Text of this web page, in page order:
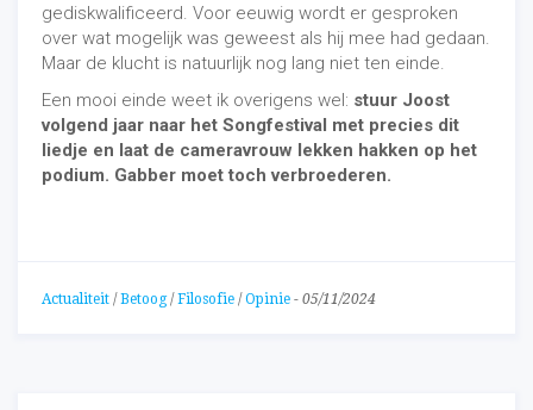
gediskwalificeerd. Voor eeuwig wordt er gesproken
over wat mogelijk was geweest als hij mee had gedaan.
Maar de klucht is natuurlijk nog lang niet ten einde.
Een mooi einde weet ik overigens wel: stuur Joost
volgend jaar naar het Songfestival met precies dit
liedje en laat de cameravrouw lekken hakken op het
podium. Gabber moet toch verbroederen.
Actualiteit / Betoog/ Filosofie / Opinie - 05/11/2024